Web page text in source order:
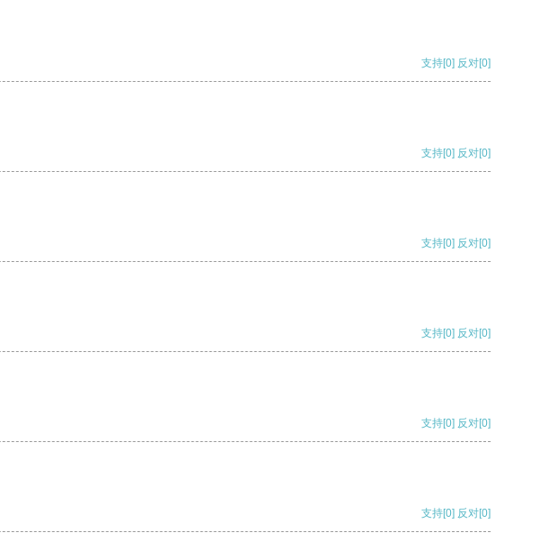
支持[0] 反对[0]
支持[0] 反对[0]
支持[0] 反对[0]
支持[0] 反对[0]
支持[0] 反对[0]
支持[0] 反对[0]